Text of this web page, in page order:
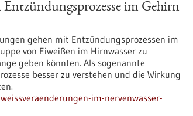
im Gehirn
gehen mit Entzündungsprozessen im
von Eiweißen im Hirnwasser zu
geben könnten. Als sogenannte
besser zu verstehen und die Wirkung
im-nervenwasser-